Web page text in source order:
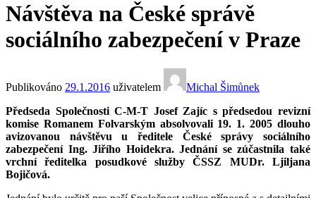
Návštěva na České správě
sociálního zabezpečení v Praze
Publikováno 29.1.2016 uživatelem
Michal Šimůnek
Předseda Společnosti C-M-T Josef Zajíc s předsedou revizní
komise Romanem Folvarským absolvovali 19. 1. 2005 dlouho
avizovanou návštěvu u ředitele České správy sociálního
zabezpečení Ing. Jiřího Hoidekra. Jednání se zúčastnila také
vrchní ředitelka posudkové služby ČSSZ MUDr. Ljiljana
Bojičová.